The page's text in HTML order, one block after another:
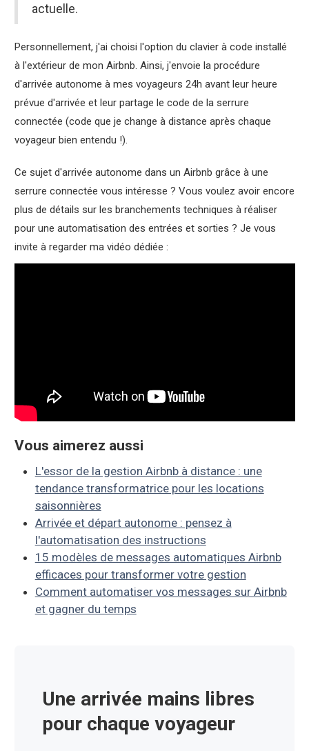
actuelle.
Personnellement, j'ai choisi l'option du clavier à code installé
à l'extérieur de mon Airbnb. Ainsi, j'envoie la procédure
d'arrivée autonome à mes voyageurs 24h avant leur heure
prévue d'arrivée et leur partage le code de la serrure
connectée (code que je change à distance après chaque
voyageur bien entendu !).
Ce sujet d'arrivée autonome dans un Airbnb grâce à une
serrure connectée vous intéresse ? Vous voulez avoir encore
plus de détails sur les branchements techniques à réaliser
pour une automatisation des entrées et sorties ? Je vous
invite à regarder ma vidéo dédiée :
Vous aimerez aussi
L'essor de la gestion Airbnb à distance : une
tendance transformatrice pour les locations
saisonnières
Arrivée et départ autonome : pensez à
l'automatisation des instructions
15 modèles de messages automatiques Airbnb
efficaces pour transformer votre gestion
Comment automatiser vos messages sur Airbnb
et gagner du temps
Une arrivée mains libres
pour chaque voyageur